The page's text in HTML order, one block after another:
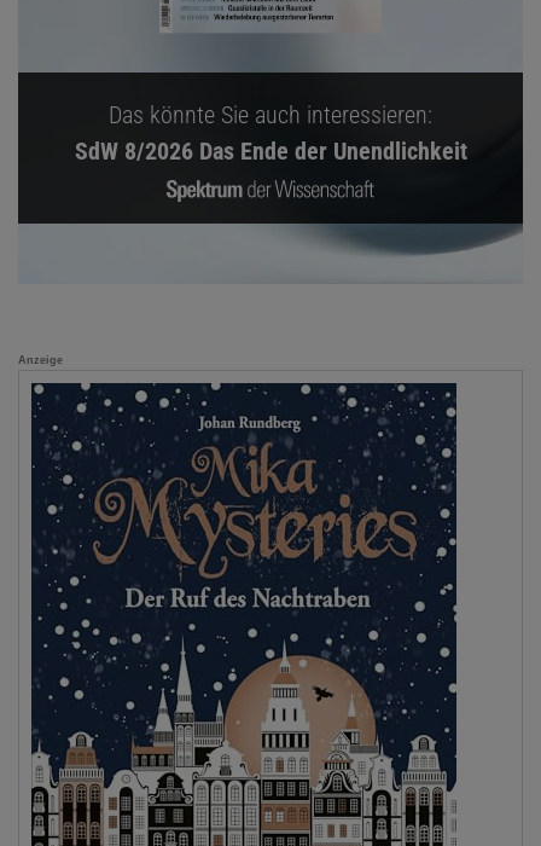
Das könnte Sie auch interessieren:
SdW 8/2026 Das Ende der Unendlichkeit
Anzeige